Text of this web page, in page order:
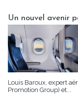
Un nouvel avenir
Louis Baroux, expert
Promotion Group) et...